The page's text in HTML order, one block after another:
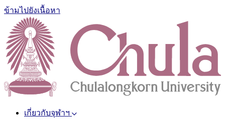
ข้ามไปยังเนื้อหา
เกี่ยวกับจุฬาฯ